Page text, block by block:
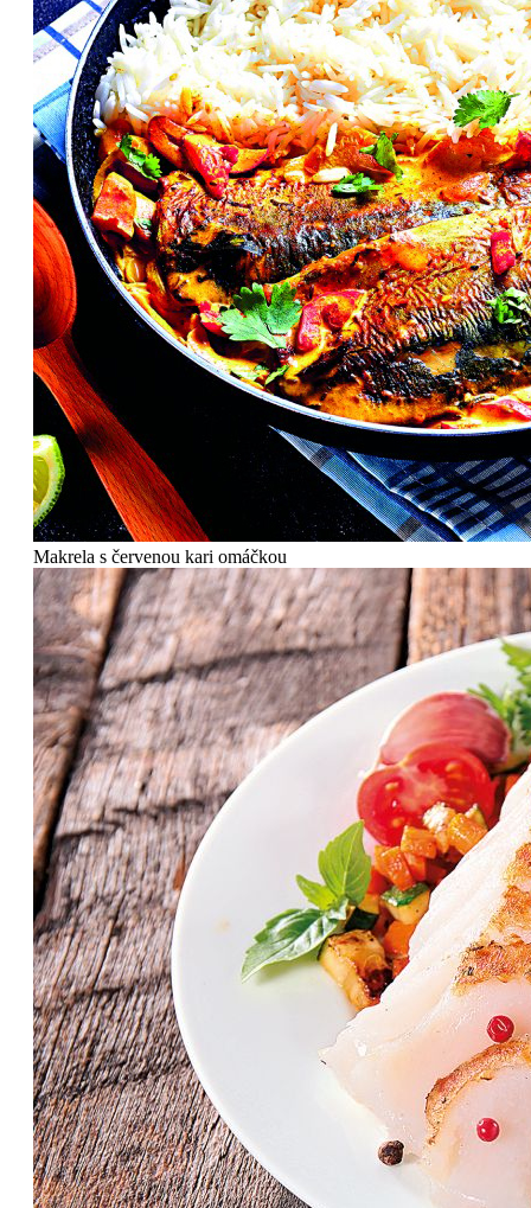
Makrela s červenou kari omáčkou